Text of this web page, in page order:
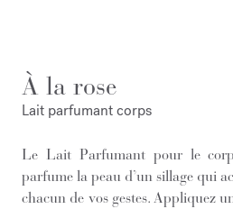
À la rose
Lait parfumant corps
Le Lait Parfumant pour le
parfume la peau d’un sillage qui
chacun de vos gestes. Appliquez